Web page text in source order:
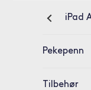
iPad
Pekepenn
Tilbehør